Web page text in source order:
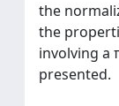
the
the
involving a
presented.